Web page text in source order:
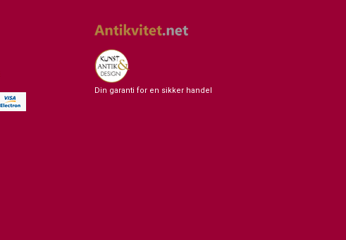
Din garanti for en sikker handel